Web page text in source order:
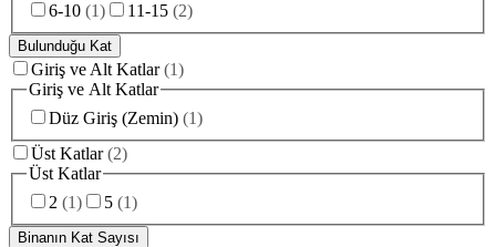
6-10 (1) 11-15 (2)
Bulunduğu Kat
Giriş ve Alt Katlar (1)
Giriş ve Alt Katlar
Düz Giriş (Zemin) (1)
Üst Katlar (2)
Üst Katlar
2 (1) 5 (1)
Binanın Kat Sayısı